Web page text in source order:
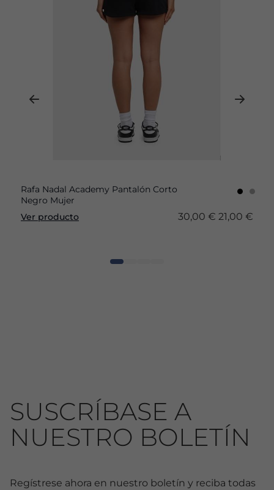
Rafa Nadal Academy Pantalón Corto
Negro Mujer
Ver producto
30,00 € 21,00 €
SUSCRÍBASE A
NUESTRO BOLETÍN
Regístrese ahora en nuestro boletín y reciba todas